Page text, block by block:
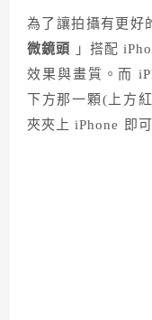
為了讓拍攝有更好
微鏡頭 」搭配
效果與畫質。而
下方那一顆(上方
夾夾上 iPhone 即可